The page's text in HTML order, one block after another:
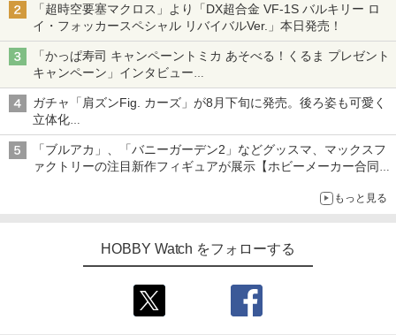
「超時空要塞マクロス」より「DX超合金 VF-1S バルキリー ロ
イ・フォッカースペシャル リバイバルVer.」本日発売！
「かっぱ寿司 キャンペーントミカ あそべる！くるま プレゼント
キャンペーン」インタビュー
子どもが楽しめるかっぱ寿司ならではの体験とコラボの楽しさを
追求
ガチャ「肩ズンFig. カーズ」が8月下旬に発売。後ろ姿も可愛く
立体化
ライトニング・マックィーンやメーターなど4種がラインナップ
「ブルアカ」、「バニーガーデン2」などグッスマ、マックスフ
ァクトリーの注目新作フィギュアが展示【ホビーメーカー合同展
もっと見る
HOBBY Watch をフォローする